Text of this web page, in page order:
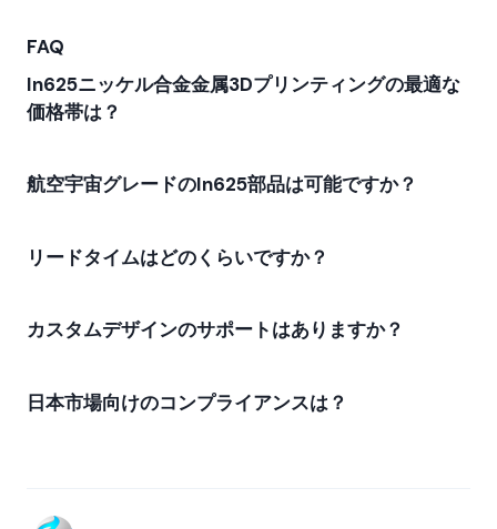
FAQ
In625ニッケル合金金属3Dプリンティングの最適な
価格帯は？
航空宇宙グレードのIn625部品は可能ですか？
リードタイムはどのくらいですか？
カスタムデザインのサポートはありますか？
日本市場向けのコンプライアンスは？